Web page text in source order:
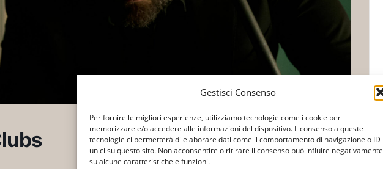
Gestisci Consenso
Per fornire le migliori esperienze, utilizziamo tecnologie come i cookie per
memorizzare e/o accedere alle informazioni del dispositivo. Il consenso a queste
tecnologie ci permetterà di elaborare dati come il comportamento di navigazione o ID
unici su questo sito. Non acconsentire o ritirare il consenso può influire negativamente
su alcune caratteristiche e funzioni.